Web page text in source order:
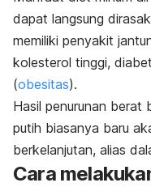
dapat langsung
memiliki penyakit
kolesterol tinggi,
(obesitas).
Hasil penurunan berat
putih biasanya baru
berkelanjutan, alias
Cara